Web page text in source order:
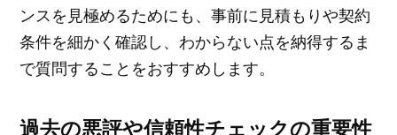
ンスを見極めるためにも、事前に見積もりや契約
条件を細かく確認し、わからない点を納得するま
で質問することをおすすめします。
過去の悪評や信頼性チェックの重要性